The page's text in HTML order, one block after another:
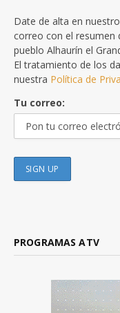
Date de alta en
correo con el resumen
pueblo Alhaurín el
El tratamiento de los
nuestra Política de
Tu correo:
PROGRAMAS ATV